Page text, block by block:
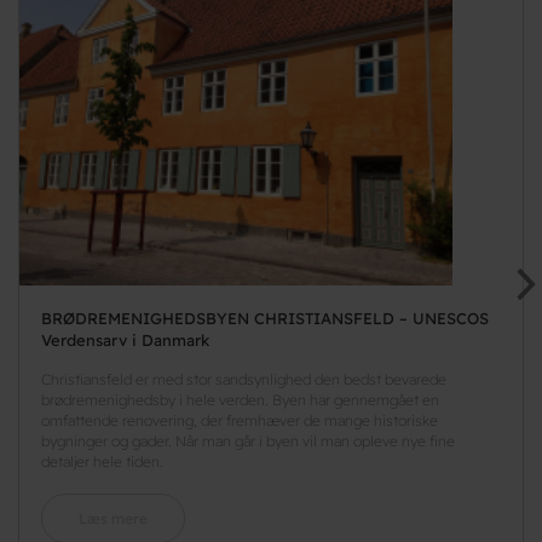
BRØDREMENIGHEDSBYEN CHRISTIANSFELD – UNESCOS
Verdensarv i Danmark
Christiansfeld er med stor sandsynlighed den bedst bevarede
brødremenighedsby i hele verden. Byen har gennemgået en
omfattende renovering, der fremhæver de mange historiske
bygninger og gader. Når man går i byen vil man opleve nye fine
detaljer hele tiden.